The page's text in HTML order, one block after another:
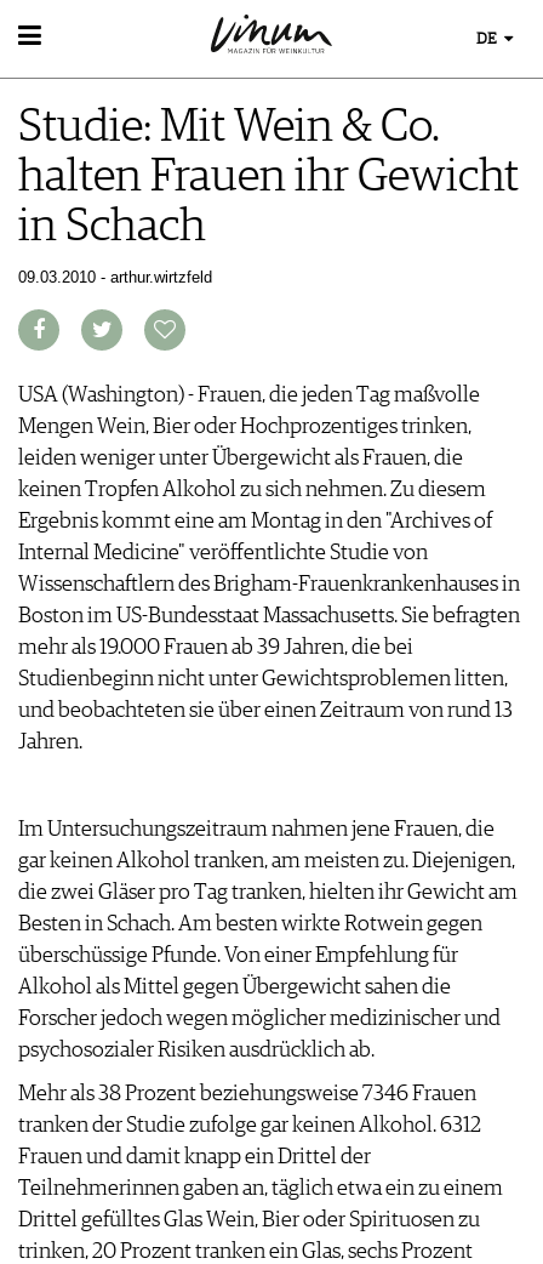
WEIN
WEINSUCHE
GUIDE WEINGÜTER
WINETRADECLUB
WINZER
WEINE DES MONATS
TRINKREIFETABELLE
CLUB LES DOMAINES
WEINWISSEN
WEINREGIONEN
WEINGESCHICHTE
TIPPS & TRICKS
NEWS
EVENTS
EVENTKALENDER
EVENT-BILDER
ESSEN & TRINKEN
FOOD PAIRING TIPPS
FOOD PAIRING TABELLE
KULINARIK
HOTSPOTS
WEINREISEN
REPORTAGEN
WINEGUIDES
KLARTEXT
EXTRAS
ABO
AUSGABE
ARCHIV
VORTEILSWELT
MEDIATHEK
APPS
BILDSTRECKEN
BÜCHER
NEWS
WEINWIRTSCHAFT
WEINSZENE
PORTRAITS
VINOPHILES
ARCHIV
AWARDS
GEWINNSPIELE
ABO
WEINSUCHE
NEWSLETTER
WINE TRADE CLUB
REDAKTION
JOBS
WERBUNG
PRESSE
DE
Studie: Mit Wein & Co.
halten Frauen ihr Gewicht
in Schach
09.03.2010 - arthur.wirtzfeld
USA (Washington) - Frauen, die jeden Tag maßvolle
Mengen Wein, Bier oder Hochprozentiges trinken,
leiden weniger unter Übergewicht als Frauen, die
keinen Tropfen Alkohol zu sich nehmen. Zu diesem
Ergebnis kommt eine am Montag in den "Archives of
Internal Medicine" veröffentlichte Studie von
Wissenschaftlern des Brigham-Frauenkrankenhauses in
Boston im US-Bundesstaat Massachusetts. Sie befragten
mehr als 19.000 Frauen ab 39 Jahren, die bei
Studienbeginn nicht unter Gewichtsproblemen litten,
und beobachteten sie über einen Zeitraum von rund 13
Jahren.
Im Untersuchungszeitraum nahmen jene Frauen, die
gar keinen Alkohol tranken, am meisten zu. Diejenigen,
die zwei Gläser pro Tag tranken, hielten ihr Gewicht am
Besten in Schach. Am besten wirkte Rotwein gegen
überschüssige Pfunde. Von einer Empfehlung für
Alkohol als Mittel gegen Übergewicht sahen die
Forscher jedoch wegen möglicher medizinischer und
psychosozialer Risiken ausdrücklich ab.
Mehr als 38 Prozent beziehungsweise 7346 Frauen
tranken der Studie zufolge gar keinen Alkohol. 6312
Frauen und damit knapp ein Drittel der
Teilnehmerinnen gaben an, täglich etwa ein zu einem
Drittel gefülltes Glas Wein, Bier oder Spirituosen zu
trinken, 20 Prozent tranken ein Glas, sechs Prozent